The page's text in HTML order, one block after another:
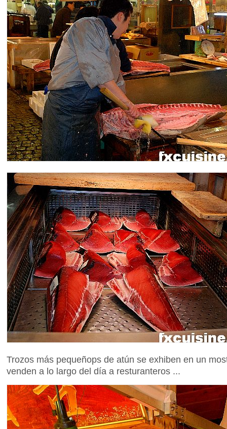
Trozos más pequeñops de atún se exhiben en un
venden a lo largo del día a resturanteros ...